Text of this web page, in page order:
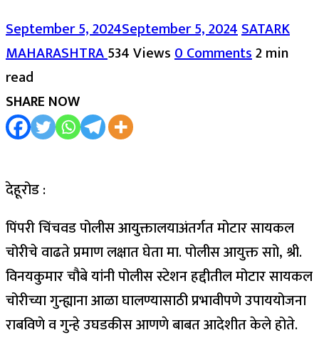
September 5, 2024September 5, 2024SATARK
MAHARASHTRA534 Views0 Comments2 min
read
SHARE NOW
देहूरोड :
पिंपरी चिंचवड पोलीस आयुक्तालयाअंतर्गत मोटार सायकल
चोरीचे वाढते प्रमाण लक्षात घेता मा. पोलीस आयुक्त साो, श्री.
विनयकुमार चौबे यांनी पोलीस स्टेशन हद्दीतील मोटार सायकल
चोरीच्या गुन्ह्याना आळा घालण्यासाठी प्रभावीपणे उपाययोजना
राबविणे व गुन्हे उघडकीस आणणे बाबत आदेशीत केले होते.